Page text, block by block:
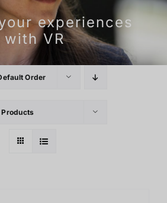
experiences
with VR
Order
Products